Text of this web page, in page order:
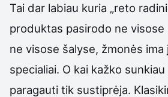
Tai dar labiau kuria „reto
produktas pasirodo ne
ne visose šalyse, žmonės ima
specialiai. O kai kažko
paragauti tik sustiprėja.